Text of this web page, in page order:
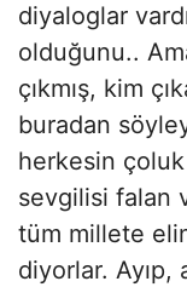
diyaloglar
olduğunu..
çıkmış, kim
buradan
herkesin çoluk
sevgilisi falan
tüm millete
diyorlar. Ayıp,